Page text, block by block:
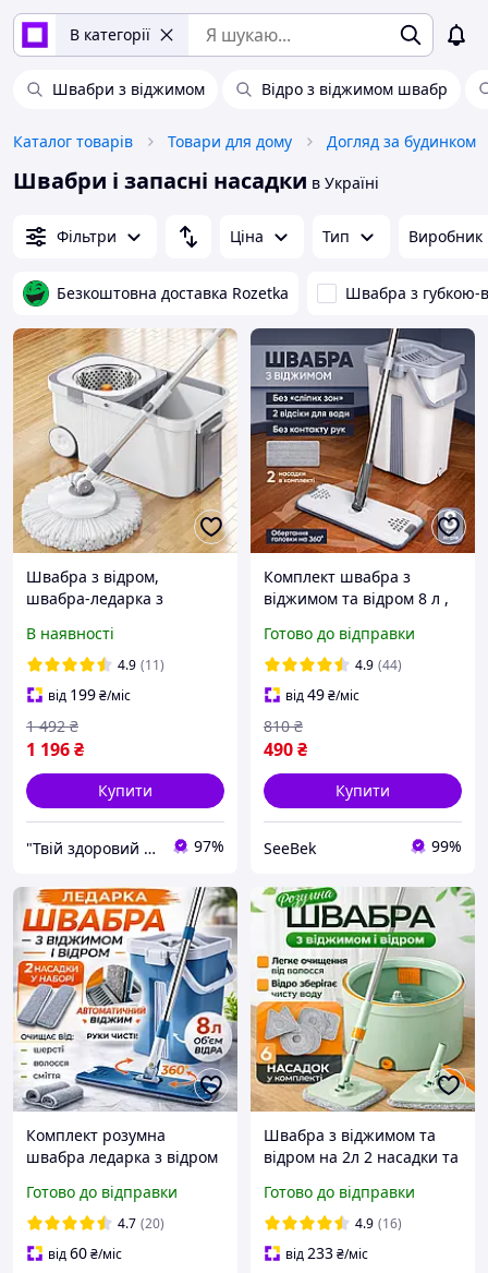
В категорії
Швабри з віджимом Відро з віджимом швабр
Каталог товарів Товари для дому Догляд за будинком
Швабри і запасні насадки в Україні
Фільтри Ціна Тип Виробник
Безкоштовна доставка Rozetka Швабра з губкою-
Швабра з відром,
швабра-ледарка з
відро на колесах, 4 змінні
насадки в комплекті
В наявності
4.9 (11)
від 199₴/міс
1 196₴
1 492 ₴
Купити
"Твій здоровий дім" 97%
Комплект швабра з
віджимом та відром 8 л ,
розумна швабра ледарка
2 насадки 2 відсіка
Готово до відправки
4.9 (44)
від49₴/міс
490₴
810 ₴
Купити
SeeBek 99%
Комплект розумна
швабра ледарка з відром
віджимом на два відсіки,
дві насадки зі складною
ручкою для прибирання
Готово до відправки
4.7 (20)
від60₴/міс
Швабра з віджимом та
відром на 2л 2 насадки та
комплекті турбо швабра-
ледарка з центрифугою
для прибирання
Готово до відправки
4.9 (16)
від233₴/міс